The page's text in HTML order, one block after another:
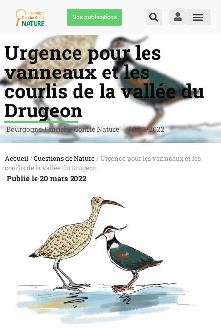
Nos publications
Urgence pour les
vanneaux et les
courlis de la vallée du
Drugeon
Bourgogne-Franche-Comté Nature 15/03/2022
Accueil/Questions de Nature/ Urgence pour les vanneaux et les
courlis de la vallée du Drugeon
Publié le 20 mars 2022